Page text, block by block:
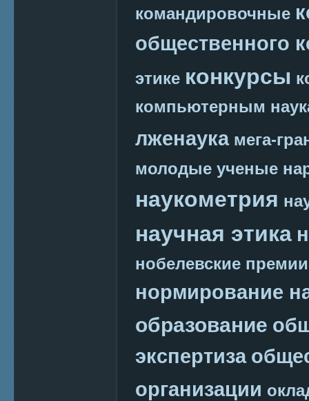
командировочные
общественного
этике конкурсы
компьютерным
лженаука мега-
молодые ученые
наукометрия
научная этика
нобелевские премии
нормирование
образование
экспертиза
организации